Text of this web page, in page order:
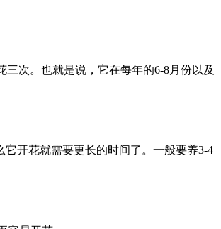
次。也就是说，它在每年的6-8月份以及
开花就需要更长的时间了。一般要养3-4